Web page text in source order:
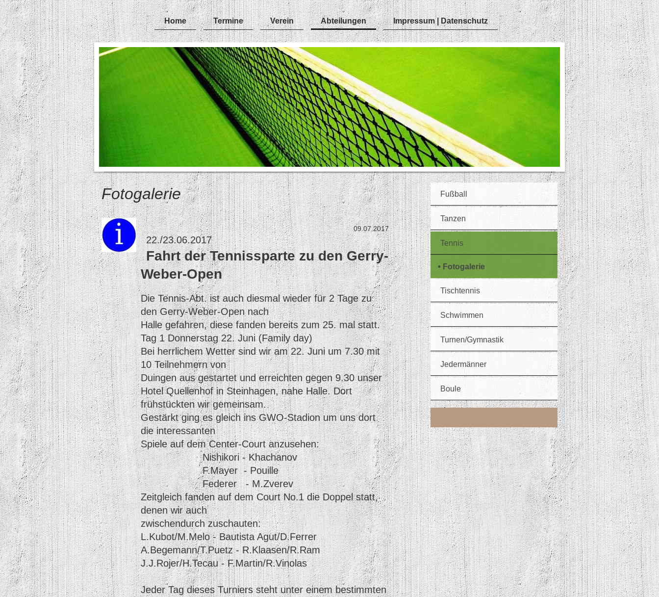
Home Termine Verein Abteilungen Impressum | Datenschutz
Fotogalerie
09.07.2017
22./23.06.2017
Fahrt der Tennissparte zu den Gerry-
Weber-Open
Die Tennis-Abt. ist auch diesmal wieder für 2 Tage zu
den Gerry-Weber-Open nach
Halle gefahren, diese fanden bereits zum 25. mal statt.
Tag 1 Donnerstag 22. Juni (Family day)
Bei herrlichem Wetter sind wir am 22. Juni um 7.30 mit
10 Teilnehmern von
Duingen aus gestartet und erreichten gegen 9.30 unser
Hotel Quellenhof in Steinhagen, nahe Halle. Dort
frühstückten wir gemeinsam.
Gestärkt ging es gleich ins GWO-Stadion um uns dort
die interessanten
Spiele auf dem Center-Court anzusehen:
Nishikori - Khachanov
F.Mayer - Pouille
Federer - M.Zverev
Zeitgleich fanden auf dem Court No.1 die Doppel statt,
denen wir auch
zwischendurch zuschauten:
L.Kubot/M.Melo - Bautista Agut/D.Ferrer
A.Begemann/T.Puetz - R.Klaasen/R.Ram
J.J.Rojer/H.Tecau - F.Martin/R.Vinolas
Jeder Tag dieses Turniers steht unter einem bestimmten
Fußball
Tanzen
Tennis
Fotogalerie
Tischtennis
Schwimmen
Turnen/Gymnastik
Jedermänner
Boule